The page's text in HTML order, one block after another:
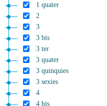
1 quater
2
3
3 bis
3 ter
3 quater
3 quinquies
3 sexies
4
4 bis